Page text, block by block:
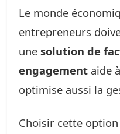
Le monde
entrepreneurs
une solution de
engagement aide
optimise aussi la
Choisir cette